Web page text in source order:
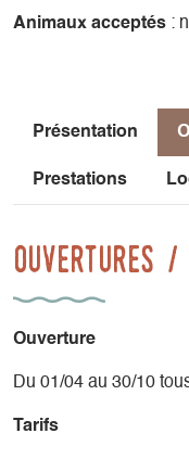
Animaux acceptés :
Présentation
Prestations
Ouvertures
Ouverture
Du 01/04 au 30/10
Tarifs